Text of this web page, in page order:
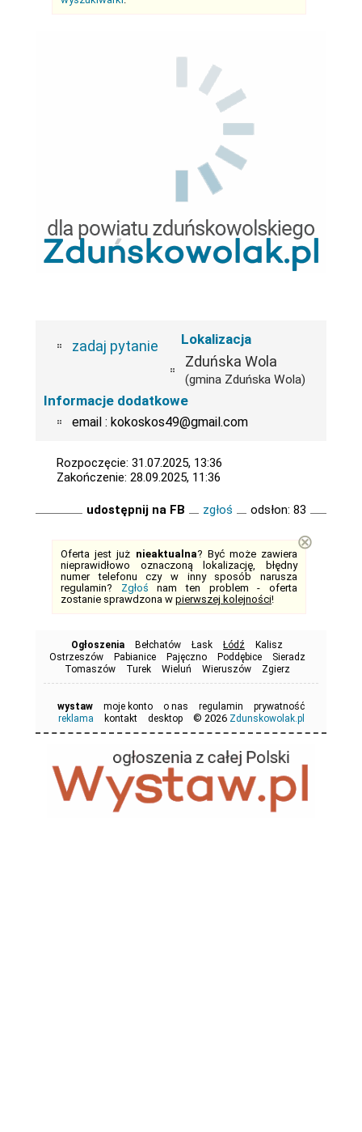
zadaj pytanie Lokalizacja
Zduńska Wola
(gmina Zduńska Wola)
Informacje dodatkowe
email : kokoskos49@gmail.com
Rozpoczęcie: 31.07.2025, 13:36
Zakończenie: 28.09.2025, 11:36
udostępnij na FB zgłoś odsłon: 83
Oferta jest już nieaktualna? Być może zawiera
nieprawidłowo oznaczoną lokalizację, błędny
numer telefonu czy w inny sposób narusza
regulamin? Zgłoś nam ten problem - oferta
zostanie sprawdzona w pierwszej kolejności!
⊗
Ogłoszenia Bełchatów Łask Łódź
Kalisz
Ostrzeszów
Pabianice Pajęczno Poddębice
Sieradz
Tomaszów
Turek Wieluń Wieruszów Zgierz
wystaw moje konto o nas regulamin
prywatność
reklama
kontakt desktop © 2026 Zdunskowolak.pl